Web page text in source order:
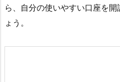
ら、自分の使いやすい口座を
ょう。